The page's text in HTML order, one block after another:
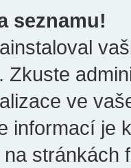
seznamu!
Zkuste
ve
informací je
stránkách